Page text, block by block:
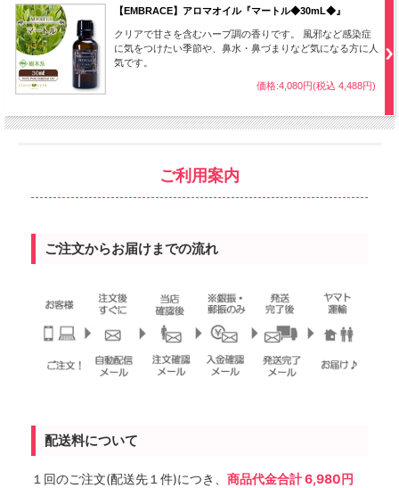
【EMBRACE】アロマオイル『マートル◆30mL◆』
クリアで甘さを含むハーブ調の香りです。 風邪など感染症
に気をつけたい季節や、鼻水・鼻づまりなど気になる方に人
気です。
価格:4,080円(税込 4,488円)
ご利用案内
ご注文からお届けまでの流れ
配送料について
１回のご注文(配送先１件)につき、 商品代金合計 6,980円